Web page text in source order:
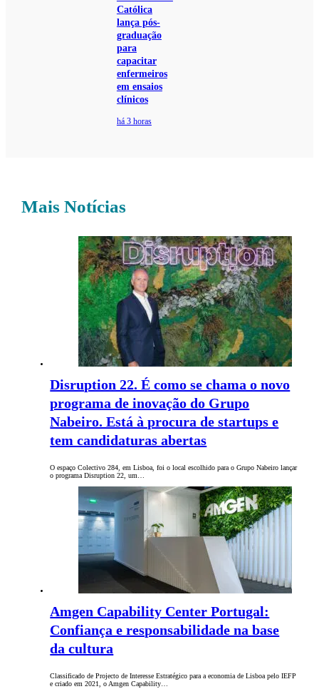
Católica
lança pós-
graduação
para
capacitar
enfermeiros
em ensaios
clínicos
há 3 horas
Mais Notícias
Disruption 22. É como se chama o novo
programa de inovação do Grupo
Nabeiro. Está à procura de startups e
tem candidaturas abertas
O espaço Colectivo 284, em Lisboa, foi o local escolhido para o Grupo Nabeiro lançar
o programa Disruption 22, um…
Amgen Capability Center Portugal:
Confiança e responsabilidade na base
da cultura
Classificado de Projecto de Interesse Estratégico para a economia de Lisboa pelo IEFP
e criado em 2021, o Amgen Capability…